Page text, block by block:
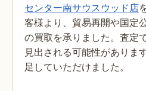
センター南サウスウッド店
客様より、貿易再開や国定
の買取を承りました。査定
見出される可能性がありま
足していただけました。